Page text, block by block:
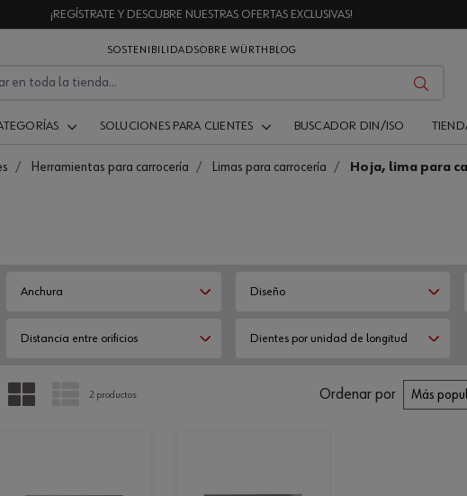
¡REGÍSTRATE Y DESCUBRE NUESTRAS OFERTAS EXCLUSIVAS!
SOSTENIBILIDADSOBRE WÜRTH BLOG
SOLUCIONES PARA CLIENTES BUSCADOR DIN/ISO
Herramientas para carrocería Limas para carrocería Hoja, lima para
Anchura Diseño
Distancia entre orificios Dientes por unidad de longitud
PARRILLA LISTA
2 productos Ordenar por